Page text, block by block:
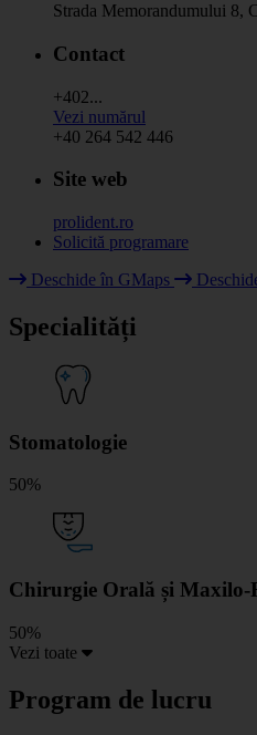
Strada Memorandumului 8,
Contact
+402...
Vezi numărul
+40 264 542 446
Site web
prolident.ro
Solicită programare
−
Deschide în GMaps
Specialități
Stomatologie
50%
Chirurgie Orală și Maxilo-
50%
Vezi toate
Program de lucru